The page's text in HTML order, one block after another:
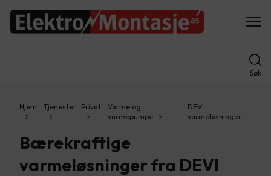
Søk
Hjem Tjenester Privat
Varme og
varmepumpe
DEVI
varmeløsninger
Bærekraftige
varmeløsninger fra DEVI